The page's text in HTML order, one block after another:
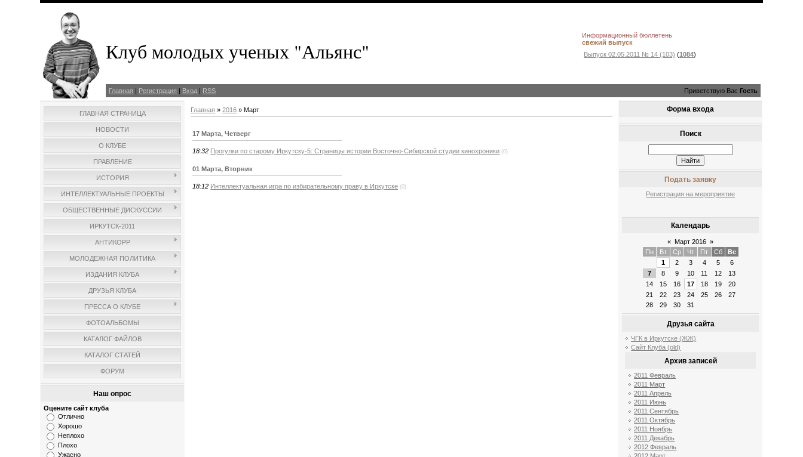
Клуб молодых ученых "Альянс"
Информационный бюллетень
свежий выпуск
Выпуск 02.05.2011 № 14 (103) (1084)
Главная | Регистрация | Вход | RSS Приветствую Вас Гость
ГЛАВНАЯ СТРАНИЦА
НОВОСТИ
О КЛУБЕ
ПРАВЛЕНИЕ
ИСТОРИЯ
ИНТЕЛЛЕКТУАЛЬНЫЕ ПРОЕКТЫ
ОБЩЕСТВЕННЫЕ ДИСКУССИИ
ИРКУТСК-2011
АНТИКОРР
МОЛОДЕЖНАЯ ПОЛИТИКА
ИЗДАНИЯ КЛУБА
ДРУЗЬЯ КЛУБА
ПРЕССА О КЛУБЕ
ФОТОАЛЬБОМЫ
КАТАЛОГ ФАЙЛОВ
КАТАЛОГ СТАТЕЙ
ФОРУМ
Наш опрос
Оцените сайт клуба
Отлично
Хорошо
Неплохо
Плохо
Ужасно
Главная »2016 » Март
17 Марта, Четверг
18:32 Прогулки по старому Иркутску-5: Страницы истории Восточно-Сибирской студии кинохроники (0)
01 Марта, Вторник
18:12 Интеллектуальная игра по избирательному праву в Иркутске (0)
Форма входа
Поиск
Подать заявку
Регистрация на мероприятие
Календарь
« Март 2016 »
Пн
Вт Ср Чт Пт Сб
Вс
1
2 3 4 5
6
7
8 9 10 11 12
13
14
15 16 17 18 19
20
21
22 23 24 25 26
27
28
29 30 31
Друзья сайта
ЧГК в Иркутске (ЖЖ)
Сайт Клуба (old)
Архив записей
2011 Февраль
2011 Март
2011 Апрель
2011 Июнь
2011 Сентябрь
2011 Октябрь
2011 Ноябрь
2011 Декабрь
2012 Февраль